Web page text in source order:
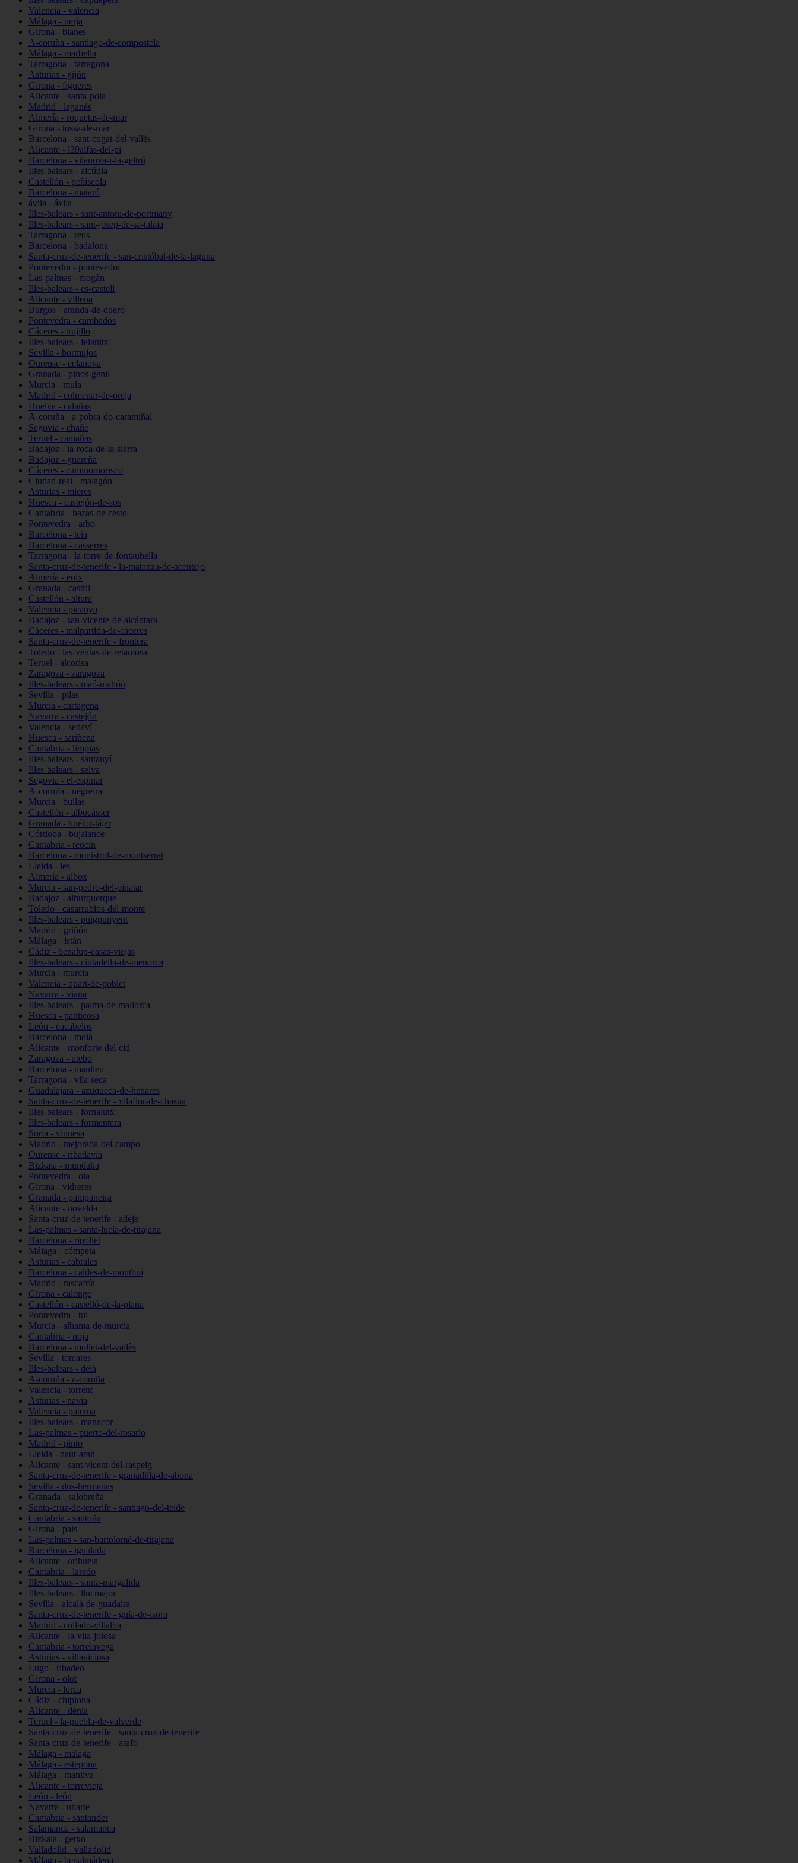
Valencia - valencia
Málaga - nerja
Girona - blanes
A-coruña - santiago-de-compostela
Málaga - marbella
Tarragona - tarragona
Asturias - gijón
Girona - figueres
Alicante - santa-pola
Madrid - leganés
Almería - roquetas-de-mar
Girona - tossa-de-mar
Barcelona - sant-cugat-del-vallès
Alicante - l39alfàs-del-pi
Barcelona - vilanova-i-la-geltrú
Illes-balears - alcúdia
Castellón - peñíscola
Barcelona - mataró
ávila - ávila
Illes-balears - sant-antoni-de-portmany
Illes-balears - sant-josep-de-sa-talaia
Tarragona - reus
Barcelona - badalona
Santa-cruz-de-tenerife - san-cristóbal-de-la-laguna
Pontevedra - pontevedra
Las-palmas - mogán
Illes-balears - es-castell
Alicante - villena
Burgos - aranda-de-duero
Pontevedra - cambados
Cáceres - trujillo
Illes-balears - felanitx
Sevilla - bormujos
Ourense - celanova
Granada - pinos-genil
Murcia - mula
Madrid - colmenar-de-oreja
Huelva - calañas
A-coruña - a-pobra-do-caramiñal
Segovia - chañe
Teruel - camañas
Badajoz - la-roca-de-la-sierra
Badajoz - guareña
Cáceres - caminomorisco
Ciudad-real - malagón
Asturias - mieres
Huesca - castejón-de-sos
Cantabria - hazas-de-cesto
Pontevedra - arbo
Barcelona - teià
Barcelona - casserres
Tarragona - la-torre-de-fontaubella
Santa-cruz-de-tenerife - la-matanza-de-acentejo
Almería - enix
Granada - castril
Castellón - altura
Valencia - picanya
Badajoz - san-vicente-de-alcántara
Cáceres - malpartida-de-cáceres
Santa-cruz-de-tenerife - frontera
Toledo - las-ventas-de-retamosa
Teruel - alcorisa
Zaragoza - zaragoza
Illes-balears - maó-mahón
Sevilla - pilas
Murcia - cartagena
Navarra - castejón
Valencia - sedaví
Huesca - sariñena
Cantabria - limpias
Illes-balears - santanyí
Illes-balears - selva
Segovia - el-espinar
A-coruña - negreira
Murcia - bullas
Castellón - albocàsser
Granada - huétor-tájar
Córdoba - bujalance
Cantabria - reocín
Barcelona - monistrol-de-montserrat
Lleida - les
Almería - albox
Murcia - san-pedro-del-pinatar
Badajoz - alburquerque
Toledo - casarrubios-del-monte
Illes-balears - puigpunyent
Madrid - griñón
Málaga - istán
Cádiz - benalup-casas-viejas
Illes-balears - ciutadella-de-menorca
Murcia - murcia
Valencia - quart-de-poblet
Navarra - viana
Illes-balears - palma-de-mallorca
Huesca - panticosa
León - cacabelos
Barcelona - moià
Alicante - monforte-del-cid
Zaragoza - utebo
Barcelona - manlleu
Tarragona - vila-seca
Guadalajara - azuqueca-de-henares
Santa-cruz-de-tenerife - vilaflor-de-chasna
Illes-balears - fornalutx
Illes-balears - formentera
Soria - vinuesa
Madrid - mejorada-del-campo
Ourense - ribadavia
Bizkaia - mundaka
Pontevedra - oia
Girona - vidreres
Granada - pampaneira
Alicante - novelda
Santa-cruz-de-tenerife - adeje
Las-palmas - santa-lucía-de-tirajana
Barcelona - ripollet
Málaga - cómpeta
Asturias - cabrales
Barcelona - caldes-de-montbui
Madrid - rascafría
Girona - calonge
Castellón - castelló-de-la-plana
Pontevedra - tui
Murcia - alhama-de-murcia
Cantabria - noja
Barcelona - mollet-del-vallès
Sevilla - tomares
Illes-balears - deià
A-coruña - a-coruña
Valencia - torrent
Asturias - navia
Valencia - paterna
Illes-balears - manacor
Las-palmas - puerto-del-rosario
Madrid - pinto
Lleida - naut-aran
Alicante - sant-vicent-del-raspeig
Santa-cruz-de-tenerife - granadilla-de-abona
Sevilla - dos-hermanas
Granada - salobreña
Santa-cruz-de-tenerife - santiago-del-teide
Cantabria - santoña
Girona - pals
Las-palmas - san-bartolomé-de-tirajana
Barcelona - igualada
Alicante - orihuela
Cantabria - laredo
Illes-balears - santa-margalida
Illes-balears - llucmajor
Sevilla - alcalá-de-guadaíra
Santa-cruz-de-tenerife - guía-de-isora
Madrid - collado-villalba
Alicante - la-vila-joiosa
Cantabria - torrelavega
Asturias - villaviciosa
Lugo - ribadeo
Girona - olot
Murcia - lorca
Cádiz - chipiona
Alicante - dénia
Teruel - la-puebla-de-valverde
Santa-cruz-de-tenerife - santa-cruz-de-tenerife
Santa-cruz-de-tenerife - arafo
Málaga - málaga
Málaga - estepona
Málaga - manilva
Alicante - torrevieja
León - león
Navarra - uharte
Cantabria - santander
Salamanca - salamanca
Bizkaia - getxo
Valladolid - valladolid
Málaga - benalmádena